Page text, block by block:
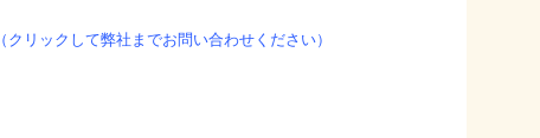
（クリックして弊社までお問い合わせください）